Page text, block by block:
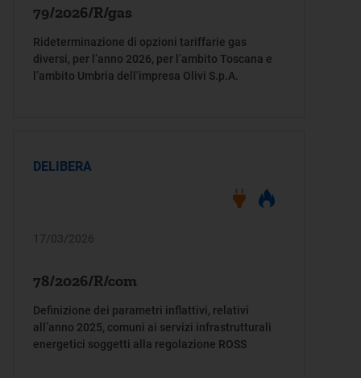
79/2026/R/gas
Rideterminazione di opzioni tariffarie gas
diversi, per l’anno 2026, per l’ambito Toscana e
l’ambito Umbria dell’impresa Olivi S.p.A.
DELIBERA
17/03/2026
78/2026/R/com
Definizione dei parametri inflattivi, relativi
all’anno 2025, comuni ai servizi infrastrutturali
energetici soggetti alla regolazione ROSS